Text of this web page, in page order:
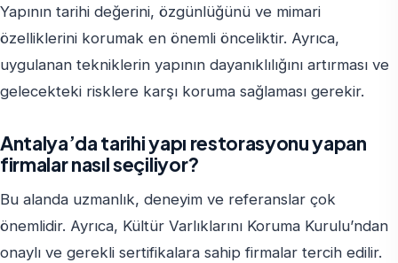
Yapının tarihi değerini, özgünlüğünü ve mimari
özelliklerini korumak en önemli önceliktir. Ayrıca,
uygulanan tekniklerin yapının dayanıklılığını artırması ve
gelecekteki risklere karşı koruma sağlaması gerekir.
Antalya’da tarihi yapı restorasyonu yapan
firmalar nasıl seçiliyor?
Bu alanda uzmanlık, deneyim ve referanslar çok
önemlidir. Ayrıca, Kültür Varlıklarını Koruma Kurulu’ndan
onaylı ve gerekli sertifikalara sahip firmalar tercih edilir.